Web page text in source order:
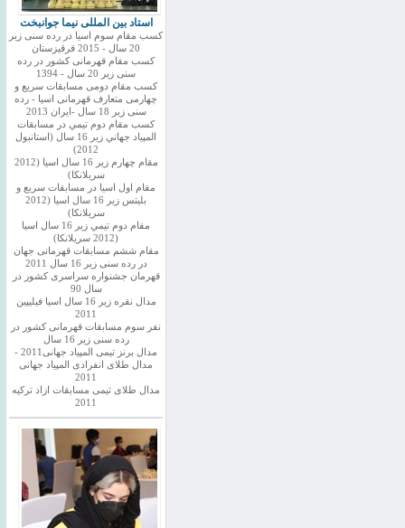
استاد بین المللی نیما جوانبخت
کسب مقام سوم اسیا در رده سنی زیر
20 سال - 2015 قرقیزستان
کسب مقام قهرمانی کشور در رده
سنی زیر 20 سال - 1394
کسب مقام دومی مسابقات سریع و
چهارمی متعارف قهرمانی اسیا - رده
سنی زیر 18 سال -ایران 2013
كسب مقام دوم تيمي در مسابقات
المپياد جهاني زير 16 سال (استانبول
2012)
مقام چهارم زير 16 سال اسيا (2012
سريلانكا)
مقام اول اسيا در مسابقات سريع و
بليتس زير 16 سال اسيا (2012
سريلانكا)
مقام دوم تيمي زير 16 سال اسيا
(2012 سريلانكا)
مقام ششم مسابقات قهرمانی جهان
در رده سنی زیر 16 سال 2011
قهرمان جشنواره سراسری کشور در
سال 90
مدال نقره زیر 16 سال اسیا فیلیپین
2011
نفر سوم مسابقات قهرمانی کشور در
رده سنی زیر 16 سال
مدال برنز تیمی المپیاد جهانی2011 -
مدال طلای انفرادی المپیاد جهانی
2011
مدال طلای تیمی مسابقات ازاد ترکیه
2011